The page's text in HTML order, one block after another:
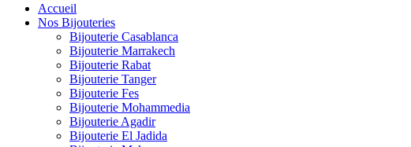
Accueil
Nos Bijouteries
Bijouterie Casablanca
Bijouterie Marrakech
Bijouterie Rabat
Bijouterie Tanger
Bijouterie Fes
Bijouterie Mohammedia
Bijouterie Agadir
Bijouterie El Jadida